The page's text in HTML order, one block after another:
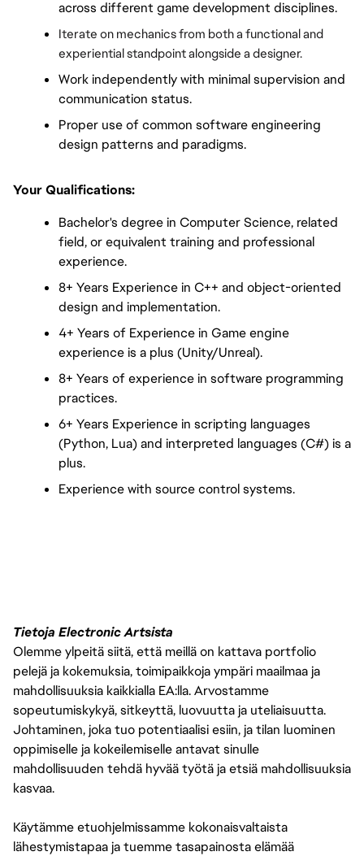
across different game development disciplines.
Iterate on mechanics from both a functional and
experiential standpoint alongside a designer.
Work independently with minimal supervision and
communication status.
Proper use of common software engineering
design patterns and paradigms.
Your Qualifications:
Bachelor's degree in Computer Science, related
field, or equivalent training and professional
experience.
8+ Years Experience in C++ and object-oriented
design and implementation.
4+ Years of Experience in Game engine
experience is a plus (Unity/Unreal).
8+ Years of experience in software programming
practices.
6+ Years Experience in scripting languages
(Python, Lua) and interpreted languages (C#) is a
plus.
Experience with source control systems.
Tietoja Electronic Artsista
Olemme ylpeitä siitä, että meillä on kattava portfolio
pelejä ja kokemuksia, toimipaikkoja ympäri maailmaa ja
mahdollisuuksia kaikkialla EA:lla. Arvostamme
sopeutumiskykyä, sitkeyttä, luovuutta ja uteliaisuutta.
Johtaminen, joka tuo potentiaalisi esiin, ja tilan luominen
oppimiselle ja kokeilemiselle antavat sinulle
mahdollisuuden tehdä hyvää työtä ja etsiä mahdollisuuksia
kasvaa.
Käytämme etuohjelmissamme kokonaisvaltaista
lähestymistapaa ja tuemme tasapainosta elämää